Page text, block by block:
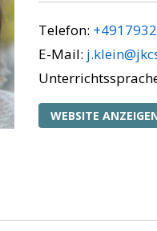
Telefon:
E-Mail:
WEBSITE